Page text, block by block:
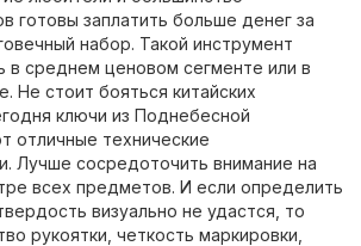
готовы заплатить больше денег за
набор. Такой инструмент
в среднем ценовом сегменте или в
Не стоит бояться китайских
ключи из Поднебесной
отличные технические
Лучше сосредоточить внимание на
всех предметов. И если определить
визуально не удастся, то
рукоятки, четкость маркировки,